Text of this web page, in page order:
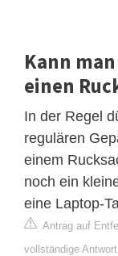
Kann
einen
In der Regel
regulären
einem
noch ein
eine Laptop-
Antrag auf
vollständige